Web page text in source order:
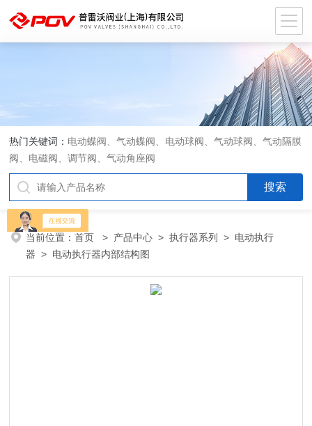
热门关键词： 电动蝶阀、气动蝶阀、电动球阀、气动球阀、气动隔膜
阀、电磁阀、调节阀、气动角座阀
当前位置：首页 > 产品中心 >执行器系列 > 电动执行
器 > 电动执行器内部结构图